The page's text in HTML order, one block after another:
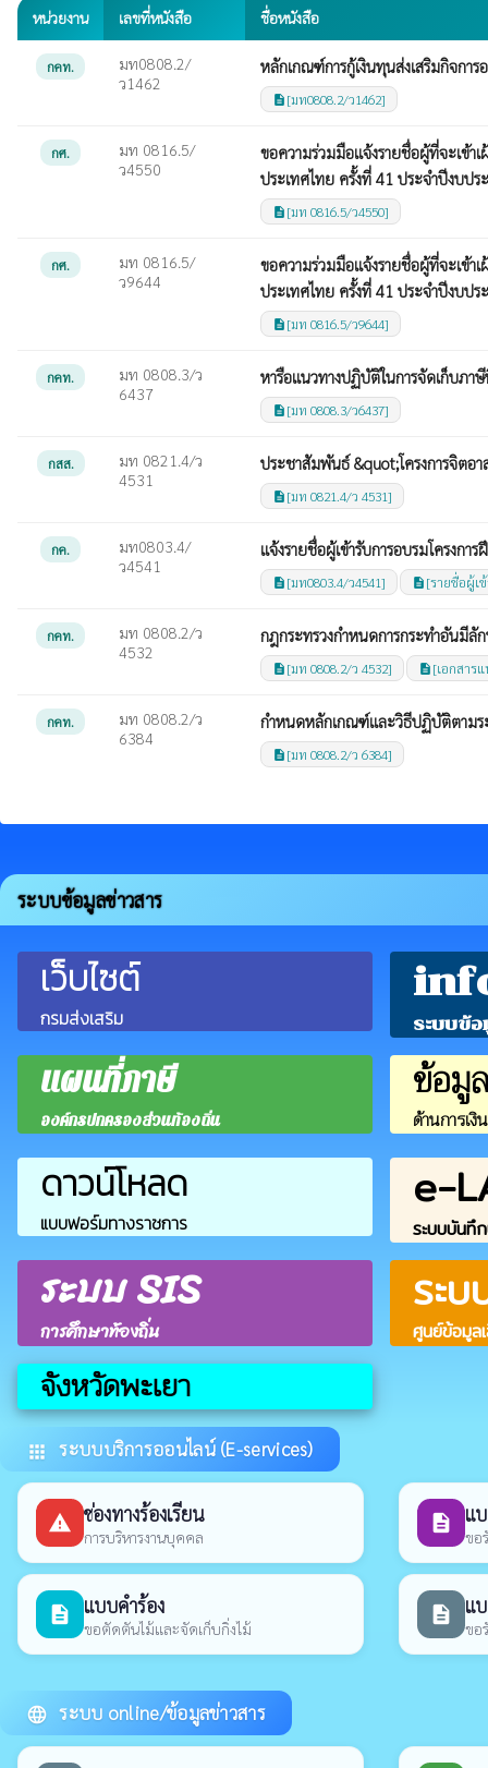
หน่วยงาน เลขที่หนังสือ ชื่อหนังสือ
กคท.
มท0808.2/
ว1462
หลักเกณฑ์การกู้เงินทุนส่งเสริมกิจการ
description [มท0808.2/ว1462]
กศ.
มท 0816.5/
ว4550
ขอความร่วมมือแจ้งรายชื่อผู้ที่จะเข้า
ประเทศไทย ครั้งที่ 41 ประจำปีงบป
description [มท 0816.5/ว4550]
กศ.
มท 0816.5/
ว9644
ขอความร่วมมือแจ้งรายชื่อผู้ที่จะเข้า
ประเทศไทย ครั้งที่ 41 ประจำปีงบป
description [มท 0816.5/ว9644]
กคท.
มท 0808.3/ว
6437
หารือแนวทางปฏิบัติในการจัดเก็บภา
description [มท 0808.3/ว6437]
กสส.
มท 0821.4/ว
4531
ประชาสัมพันธ์ &quot;โครงการจิตอ
description [มท 0821.4/ว 4531]
กค.
มท0803.4/
ว4541
แจ้งรายชื่อผู้เข้ารับการอบรมโครงก
description [มท0803.4/ว4541] description [รายชื่อผู้เ
กคท.
มท 0808.2/ว
4532
กฎกระทรวงกำหนดการกระทำอันมีลั
description [มท 0808.2/ว 4532] description [เอกสาร
กคท.
มท 0808.2/ว
6384
กำหนดหลักเกณฑ์และวิธีปฏิบัติตามร
description [มท 0808.2/ว 6384]
ระบบข้อมูลข่าวสาร
เว็บไซต์
กรมส่งเสริม ระบบข้
แผนที่ภาษี
องค์กรปกครองส่วนท้องถิ่น
ข้อมูล
ด้านการเ
ดาวน์โหลด
แบบฟอร์มทางราชการ
e-
ระบบบัน
ระบบ SIS
การศึกษาท้องถิ่น
ระบ
ศูนย์ข้อมูล
จังหวัดพะเยา
apps ระบบบริการออนไลน์ (E-services)
report_problem ช่องทางร้องเรียน
การบริหารงานบุคคล
description แ
ขอ
description แบบคำร้อง
ขอตัดตันไม้และจัดเก็บกิ่งไม้
description แ
ขอ
language ระบบ online/ข้อมูลข่าวสาร